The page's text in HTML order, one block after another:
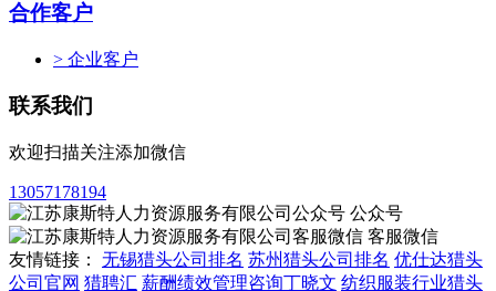
合作客户
> 企业客户
联系我们
欢迎扫描关注添加微信
13057178194
公众号
客服微信
友情链接： 无锡猎头公司排名 苏州猎头公司排名 优仕达猎头
公司官网 猎聘汇 薪酬绩效管理咨询丁晓文 纺织服装行业猎头